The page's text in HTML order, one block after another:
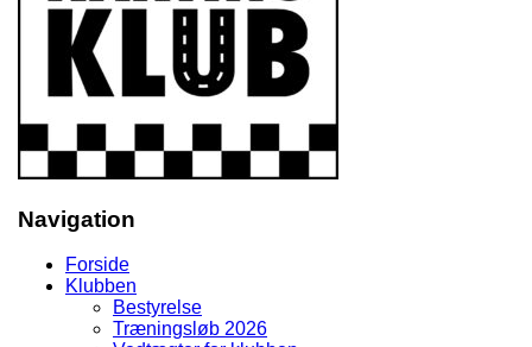
Navigation
Forside
Klubben
Bestyrelse
Træningsløb 2026